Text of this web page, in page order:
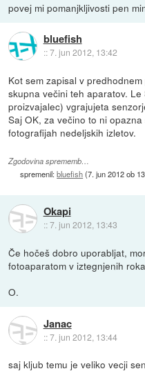
povej mi pomanjkljivosti pen
bluefish
::7. jun 2012, 13:42
Kot sem zapisal v
skupna večini teh aparatov.
proizvajalec) vgrajujeta
Saj OK, za večino to ni
fotografijah nedeljskih izletov.
Zgodovina sprememb…
spremenil:bluefish(7. jun 2012 ob
Okapi
::7. jun 2012, 13:43
Če hočeš dobro uporabljat,
fotoaparatom v iztegnjenih
O.
Janac
::7. jun 2012, 13:44
saj kljub temu je veliko vecji